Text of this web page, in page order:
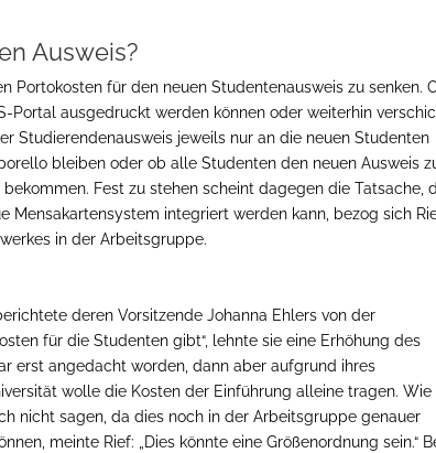
Ausweis?
Portokosten für den neuen Studentenausweis zu senken.
Portal ausgedruckt werden können oder weiterhin
Studierendenausweis jeweils nur an die neuen Studenten
bleiben oder ob alle Studenten den neuen Ausweis
Fest zu stehen scheint dagegen die Tatsache,
Mensakartensystem integriert werden kann, bezog sich
in der Arbeitsgruppe.
deren Vorsitzende Johanna Ehlers von der
für die Studenten gibt“, lehnte sie eine Erhöhung des
erst angedacht worden, dann aber aufgrund ihres
wolle die Kosten der Einführung alleine tragen. Wie
nicht sagen, da dies noch in der Arbeitsgruppe genauer
meinte Rief: „Dies könnte eine Größenordnung sein.“